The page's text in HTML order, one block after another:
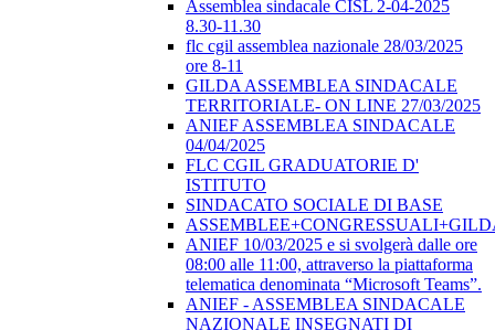
Assemblea sindacale CISL 2-04-2025
8.30-11.30
flc cgil assemblea nazionale 28/03/2025
ore 8-11
GILDA ASSEMBLEA SINDACALE
TERRITORIALE- ON LINE 27/03/2025
ANIEF ASSEMBLEA SINDACALE
04/04/2025
FLC CGIL GRADUATORIE D'
ISTITUTO
SINDACATO SOCIALE DI BASE
ANIEF 10/03/2025 e si svolgerà dalle ore
08:00 alle 11:00, attraverso la piattaforma
telematica denominata “Microsoft Teams”.
ANIEF - ASSEMBLEA SINDACALE
NAZIONALE INSEGNATI DI